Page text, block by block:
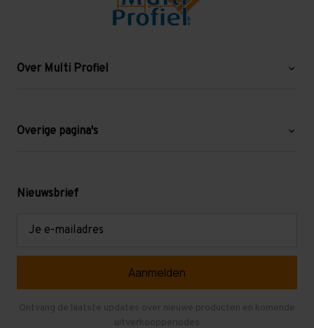
Over Multi Profiel
Blog
Levering en afhalen
Overige pagina's
Mezzanine
Gebruikte entresolvloeren
Nieuwsbrief
Ontvang de laatste updates over nieuwe producten en komende
uitverkoopperiodes